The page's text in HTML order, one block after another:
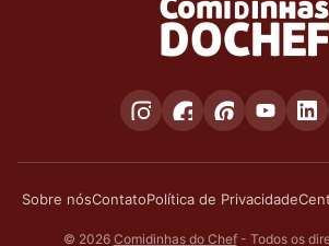
Sobre nósContatoPolítica de Privacidade
© 2026 Comidinhas do Chef- Todos os